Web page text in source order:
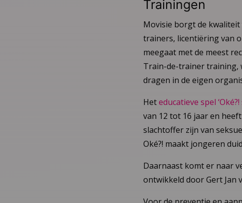
Trainingen
Movisie borgt de
trainers, licentiëring van
meegaat met de meest
Train-de-trainer training,
dragen in de eigen
Heteducatieve spel
van 12 tot 16 jaar en
slachtoffer zijn van
Oké?! maakt jongeren
Daarnaast komt er naar
ontwikkeld door Gert Jan